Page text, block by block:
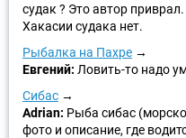
судак ? Это автор
Хакасии судака нет.
Рыбалка на Пахре
Евгений: Ловить-то надо
Сибас
Adrian: Рыба сибас
фото и описание, где